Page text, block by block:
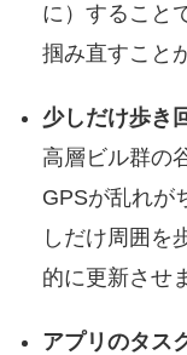
に）すること
掴み直すこと
少しだけ歩き
高層ビル群の
GPSが乱れが
しだけ周囲を
的に更新させ
アプリのタス